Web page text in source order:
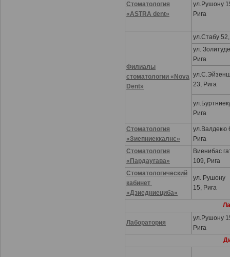
Стоматология
«ASTRA dent»
ул.Рушону
Рига
Филиалы
стоматологии «Nova
Dent»
ул.Стабу
ул.
Рига
23, Рига
Рига
Стоматология
«Зиепниеккалнс»
ул.Валдекю
Рига
Стоматология
« Пардаугава»
Виенибас
109, Рига
Стоматологический
кабинет
«Дзиедниециба»
ул. Рушону
15, Рига
Лаборатория
ул.Рушону
Рига